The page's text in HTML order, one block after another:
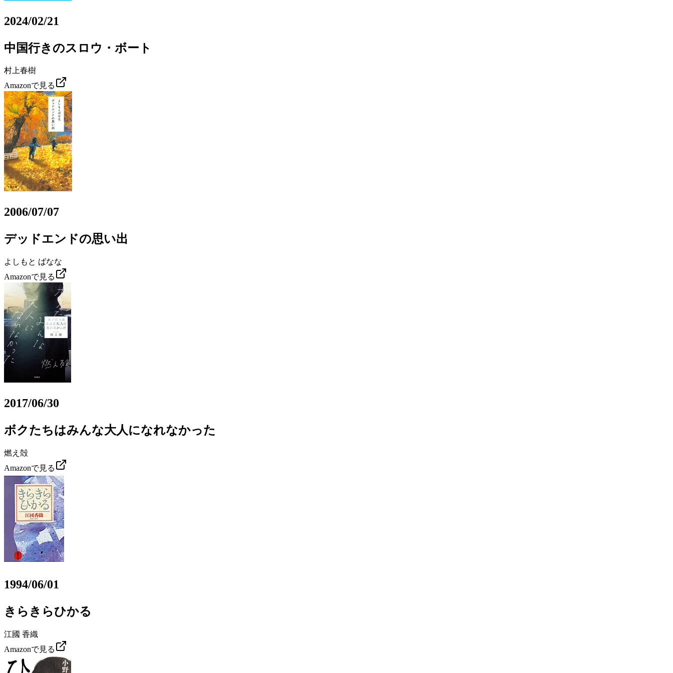
2024/02/21
中国行きのスロウ・ボート
村上春樹
Amazonで見る
2006/07/07
デッドエンドの思い出
よしもと ばなな
Amazonで見る
2017/06/30
ボクたちはみんな大人になれなかった
燃え殻
Amazonで見る
1994/06/01
きらきらひかる
江國 香織
Amazonで見る